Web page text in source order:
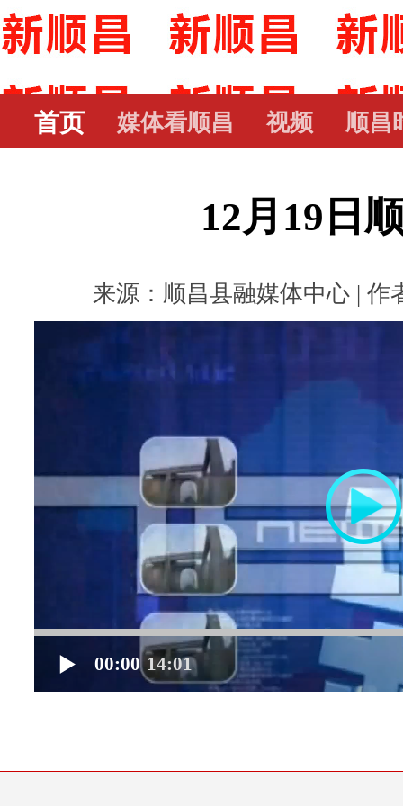
首页 媒体看顺昌 视频 顺昌
12月19日
来源：顺昌县融媒体中心 | 作
00:00 14:01